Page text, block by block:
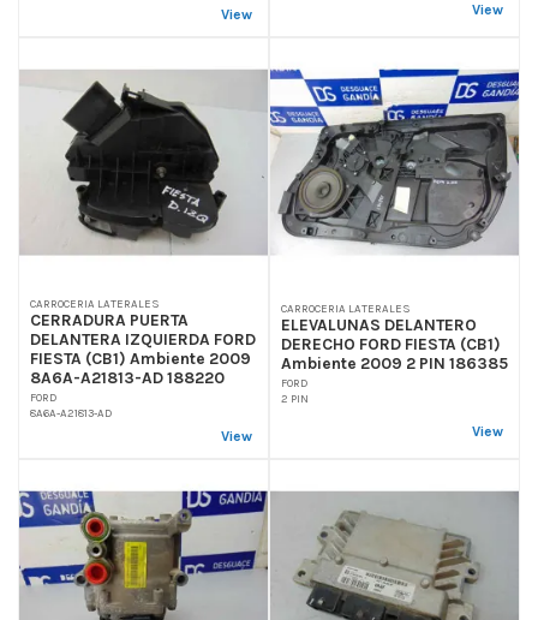
View View
CARROCERIA LATERALES
CERRADURA PUERTA
DELANTERA IZQUIERDA FORD
FIESTA (CB1) Ambiente 2009
8A6A-A21813-AD 188220
FORD
8A6A-A21813-AD
View
CARROCERIA LATERALES
ELEVALUNAS DELANTERO
DERECHO FORD FIESTA (CB1)
Ambiente 2009 2 PIN 186385
FORD
2 PIN
View